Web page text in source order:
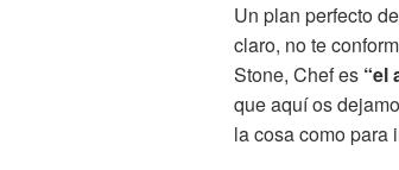
Un plan perfecto
claro, no te
Stone, Chef es “el
que aquí os
la cosa como para